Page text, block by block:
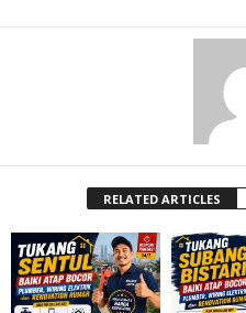
RELATED ARTICLES